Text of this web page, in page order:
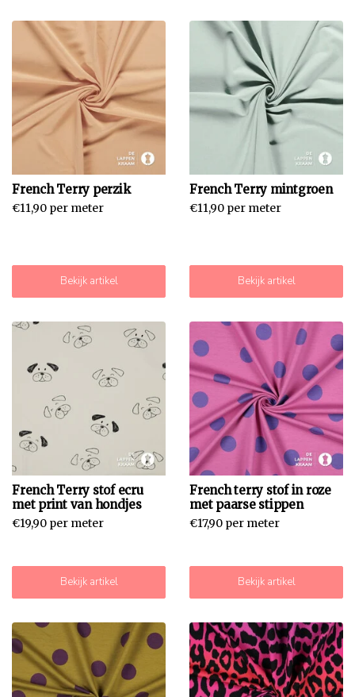
French Terry perzik
€11,90 per meter
Bekijk artikel
French Terry mintgroen
€11,90 per meter
Bekijk artikel
French Terry stof ecru
met print van hondjes
€19,90 per meter
Bekijk artikel
French terry stof in roze
met paarse stippen
€17,90 per meter
Bekijk artikel